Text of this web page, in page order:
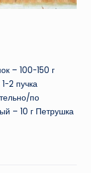
– 100-150 г
2 пучка
по
– 10 г Петрушка